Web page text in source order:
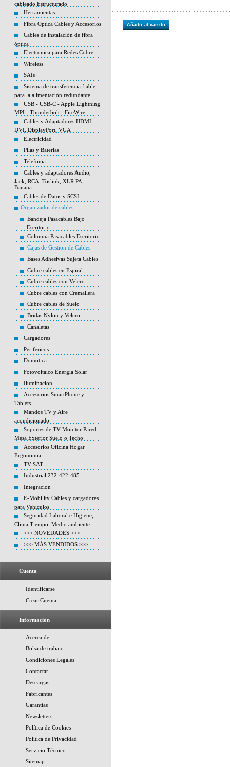
cableado Estructurado
Herramientas
Fibra Optica Cables y Accesorios
Cables de instalación de fibra
óptica
Electronica para Redes Cobre
Wireless
SAIs
Sistema de transferencia fiable
para la alimentación redundante
USB - USB-C - Apple Lightning
MPI - Thunderbolt - FireWire
Cables y Adaptadores HDMI,
DVI, DisplayPort, VGA
Electricidad
Pilas y Baterias
Telefonia
Cables y adaptadores Audio,
Jack, RCA, Toslink, XLR PA,
Banana
Cables de Datos y SCSI
Organizador de cables
Bandeja Pasacables Bajo
Escritorio
Columna Pasacables Escritorio
Cajas de Gestion de Cables
Bases Adhesivas Sujeta Cables
Cubre cables en Espiral
Cubre cables con Velcro
Cubre cables con Cremallera
Cubre cables de Suelo
Bridas Nylon y Velcro
Canaletas
Cargadores
Perifericos
Domotica
Fotovoltaico Energia Solar
Iluminacion
Accesorios SmartPhone y
Tablets
Mandos TV y Aire
acondicionado
Soportes de TV-Monitor Pared
Mesa Exterior Suelo o Techo
Accesorios Oficina Hogar
Ergonomia
TV-SAT
Industrial 232-422-485
Integracion
E-Mobility Cables y cargadores
para Vehiculos
Seguridad Laboral e Higiene,
Clima Tiempo, Medio ambiente
>>> NOVEDADES >>>
>>> MÁS VENDIDOS >>>
Cuenta
Identificarse
Crear Cuenta
Información
Acerca de
Bolsa de trabajo
Condiciones Legales
Contactar
Descargas
Fabricantes
Garantías
Newsletters
Política de Cookies
Política de Privacidad
Servicio Técnico
Sitemap
Añadir al carrito